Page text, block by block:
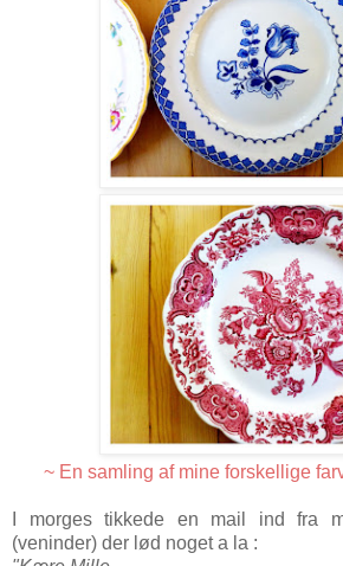
~ En samling af mine forskellige
I morges tikkede en mail ind fra
(veninder) der lød noget a la :